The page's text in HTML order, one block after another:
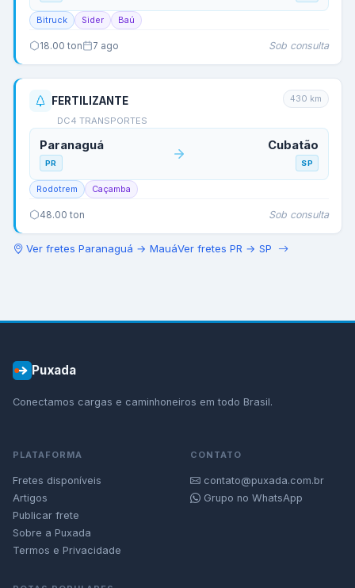
Bitruck Sider Baú
18.00 ton 7 ago Sob consulta
FERTILIZANTE
DC4 TRANSPORTES
430 km
Paranaguá
PR
Cubatão
SP
Rodotrem Caçamba
48.00 ton Sob consulta
Ver fretes Paranaguá → MauáVer fretes PR → SP
Puxada
Conectamos cargas e caminhoneiros em todo Brasil.
PLATAFORMA
Fretes disponíveis
Artigos
Publicar frete
Sobre a Puxada
Termos e Privacidade
CONTATO
contato@puxada.com.br
Grupo no WhatsApp